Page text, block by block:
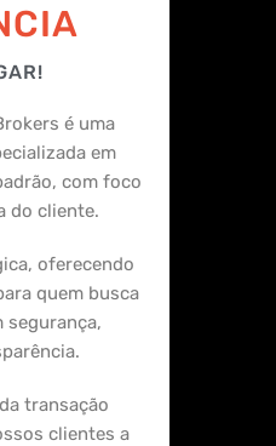
é uma
em
com foco
do cliente.
oferecendo
quem busca
segurança,
transação
clientes a